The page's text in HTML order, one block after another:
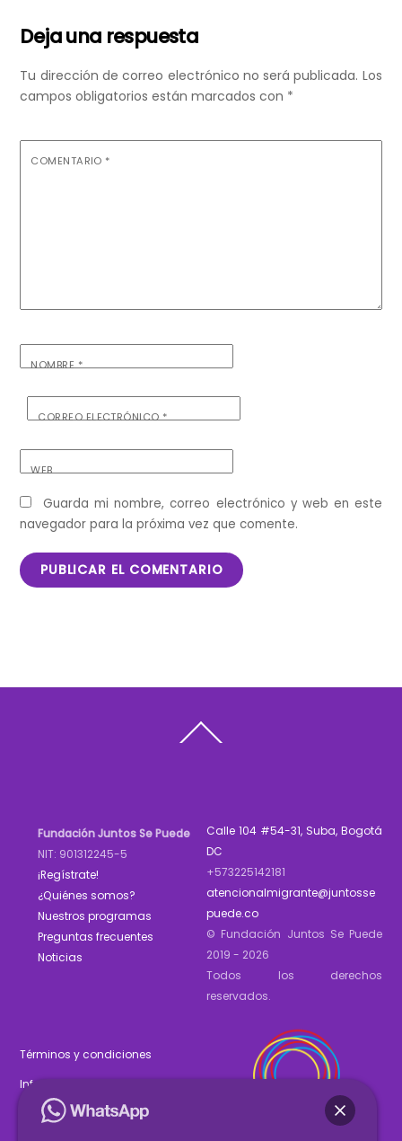
Deja una respuesta
Tu dirección de correo electrónico no será publicada. Los
campos obligatorios están marcados con *
COMENTARIO *
NOMBRE*
CORREO ELECTRÓNICO*
WEB
Guarda mi nombre, correo electrónico y web en este
navegador para la próxima vez que comente.
To
Fundación Juntos Se Puede
NIT: 901312245-5
¡Regístrate!
¿Quiénes somos?
Nuestros programas
Preguntas frecuentes
Noticias
Calle 104 #54-31, Suba, Bogotá
DC
+573225142181
atencionalmigrante@juntosse
puede.co
© Fundación Juntos Se Puede
2019 - 2026
Todos los derechos
reservados.
Términos y condiciones
Informe de gestión 2025
Estados financieros 2025